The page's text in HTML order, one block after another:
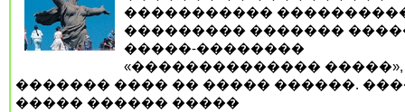
�����������
��������� �������
�����-��������
«�������������� �����»,
������� ���� �� ����� ������.
����� ������ �����